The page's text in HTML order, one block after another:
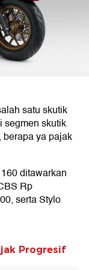
satu skutik
segmen skutik
ya pajak
ditawarkan
Rp
serta Stylo
Progresif